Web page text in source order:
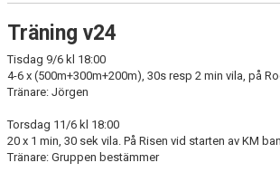
Träning v24
Tisdag 9/6 kl 18:00
4-6 x (500m+300m+200m), 30s resp 2 min vila, på
Tränare: Jörgen
Torsdag 11/6 kl 18:00
20 x 1 min, 30 sek vila. På Risen vid starten av KM
Tränare: Gruppen bestämmer